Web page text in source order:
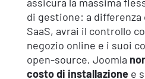
di gestione: a
SaaS, avrai il controllo
negozio online e i suoi
open-source, Joomla
costo di installazionee